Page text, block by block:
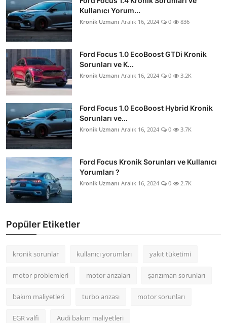
Kullanıcı Yorum...
Kronik Uzmanı Aralık 16, 2024 0 836
Ford Focus 1.0 EcoBoost GTDi Kronik
Sorunları ve K...
Kronik Uzmanı Aralık 16, 2024 0 3.2K
Ford Focus 1.0 EcoBoost Hybrid Kronik
Sorunları ve...
Kronik Uzmanı Aralık 16, 2024 0 3.7K
Ford Focus Kronik Sorunları ve Kullanıcı
Yorumları ?
Kronik Uzmanı Aralık 16, 2024 0 2.7K
Popüler Etiketler
kronik sorunlar kullanıcı yorumları yakıt tüketimi
motor problemleri motor arızaları şanzıman sorunları
bakım maliyetleri turbo arızası motor sorunları
EGR valfi Audi bakım maliyetleri